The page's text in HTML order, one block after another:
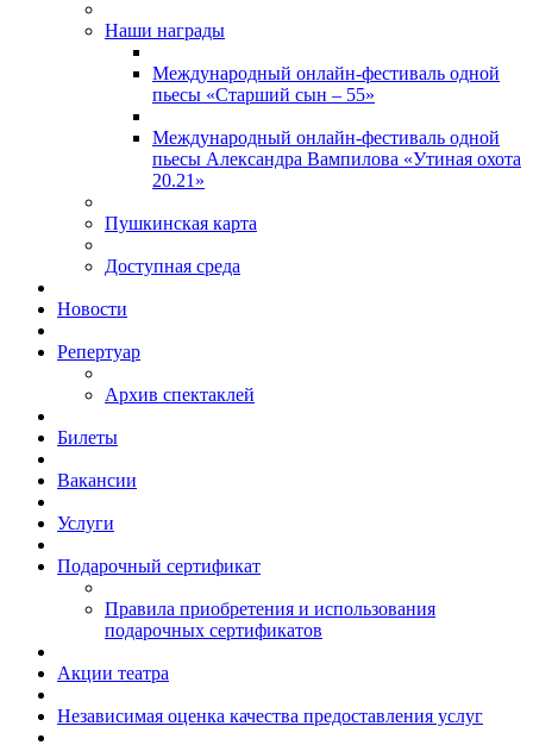
Наши награды
Международный онлайн-фестиваль одной
пьесы «Старший сын – 55»
Международный онлайн-фестиваль одной
пьесы Александра Вампилова «Утиная охота
20.21»
Пушкинская карта
Доступная среда
Новости
Репертуар
Архив спектаклей
Билеты
Вакансии
Услуги
Подарочный сертификат
Правила приобретения и использования
подарочных сертификатов
Акции театра
Независимая оценка качества предоставления услуг